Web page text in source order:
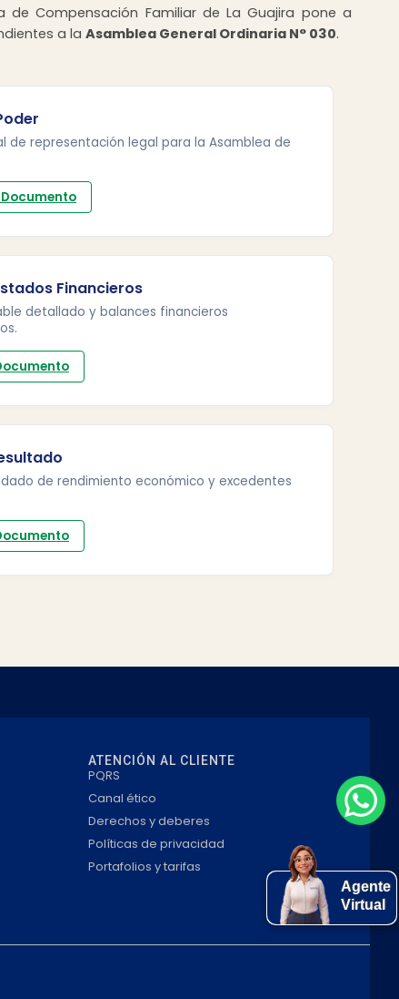
Compensación Familiar de La Guajira pone a
a la Asamblea General Ordinaria N° 030.
de representación legal para la Asamblea de
Financieros
detallado y balances financieros
de rendimiento económico y excedentes
ATENCIÓN AL CLIENTE
PQRS
Canal ético
Derechos y deberes
Políticas de privacidad
Portafolios y tarifas
Agente
Virtual